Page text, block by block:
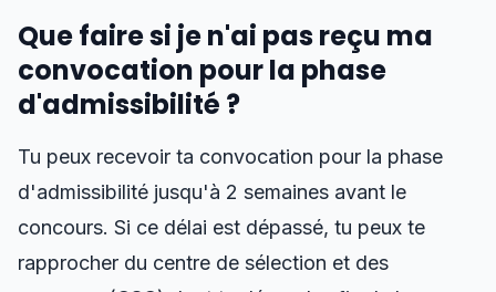
Que faire si je n'ai pas reçu ma
convocation pour la phase
d'admissibilité ?
Tu peux recevoir ta convocation pour la phase
d'admissibilité jusqu'à 2 semaines avant le
concours. Si ce délai est dépassé, tu peux te
rapprocher du centre de sélection et des